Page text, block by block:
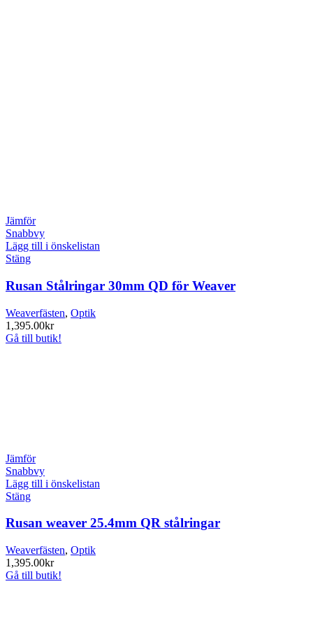
Jämför
Snabbvy
Lägg till i önskelistan
Stäng
Rusan Stålringar 30mm QD för Weaver
Weaverfästen, Optik
1,395.00kr
Gå till butik!
Jämför
Snabbvy
Lägg till i önskelistan
Stäng
Rusan weaver 25.4mm QR stålringar
Weaverfästen, Optik
1,395.00kr
Gå till butik!